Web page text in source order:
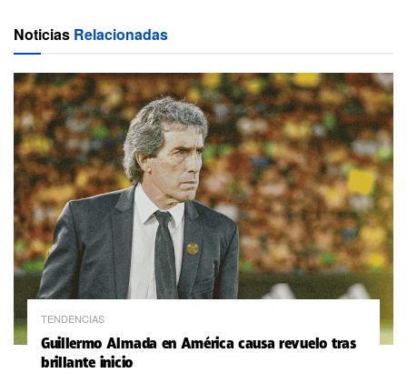
Noticias Relacionadas
TENDENCIAS
Guillermo Almada en América causa revuelo tras
brillante inicio